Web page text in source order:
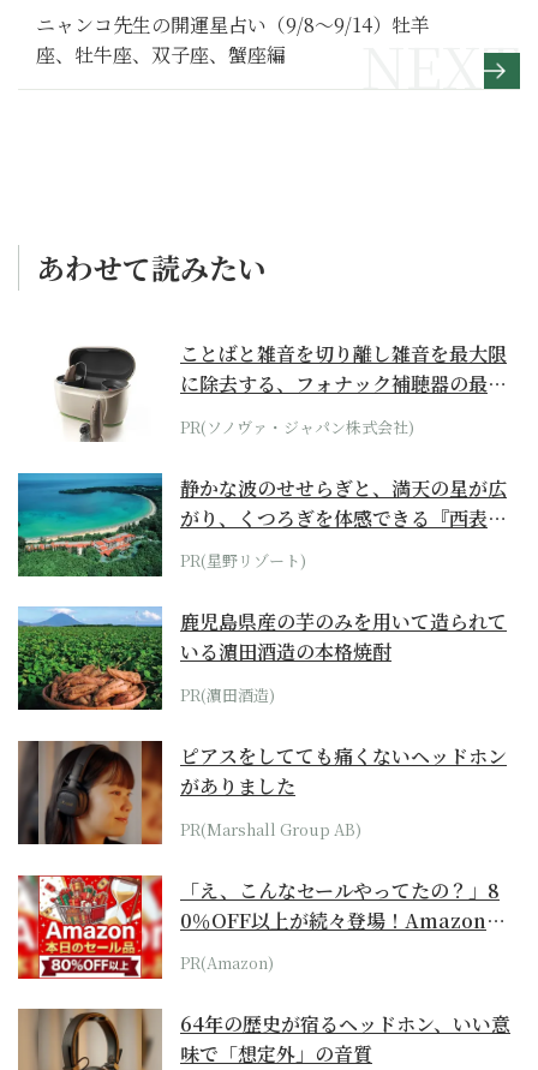
リポート】蝦夷地編
ニャンコ先生の開運星占い（9/8～9/14）牡羊
座、牡牛座、双子座、蟹座編
あわせて読みたい
ことばと雑音を切り離し雑音を最大限
に除去する、フォナック補聴器の最上
位モデル
PR(ソノヴァ・ジャパン株式会社)
静かな波のせせらぎと、満天の星が広
がり、くつろぎを体感できる『西表島
ホテル by...
PR(星野リゾート)
鹿児島県産の芋のみを用いて造られて
いる濵田酒造の本格焼酎
PR(濵田酒造)
ピアスをしてても痛くないヘッドホン
がありました
PR(Marshall Group AB)
「え、こんなセールやってたの？」8
0％OFF以上が続々登場！Amazonの
本気が...
PR(Amazon)
64年の歴史が宿るヘッドホン、いい意
味で「想定外」の音質